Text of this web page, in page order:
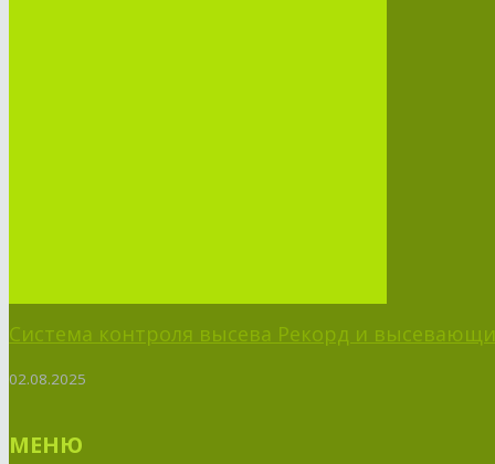
Система контроля высева Рекорд и
02.08.2025
МЕНЮ